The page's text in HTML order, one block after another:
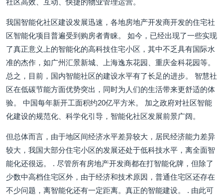
社区高效、互动、快捷的物业管理运营。
我国智能化社区建设发展迅速，各地房地产开发商开发的住宅社
区智能化项目普遍受到购房者青睐。 如今，已经出现了一些实现
了真正意义上的智能化的高科技住宅小区，其中不乏具有国际水
准的杰作，如广州汇景新城、上海逸东花园、重庆金科花园等。
总之，目前，国内智能社区的建设水平有了长足的进步。 智慧社
区在低碳节能方面优势突出，同时为人们的生活带来更舒适的体
验。 中国每年新开工面积约20亿平方米。 加之政府对社区智能
化建设的规范化、科学化引导，智能化社区发展前景广阔。
但总体而言，由于地区间经济水平差异较大，居民经济能力差异
较大，我国大部分住宅小区的发展还处于低科技水平，离全面智
能化还很远。 . 尽管所有房地产开发商都在打智能化牌，但除了
少数中高档住宅区外，由于经济和技术原因，普通住宅区还存在
不少问题，离智能化还有一定距离。真正的智能建设。 . 由此可